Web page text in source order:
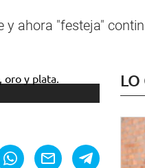
ahora "festeja"
LO